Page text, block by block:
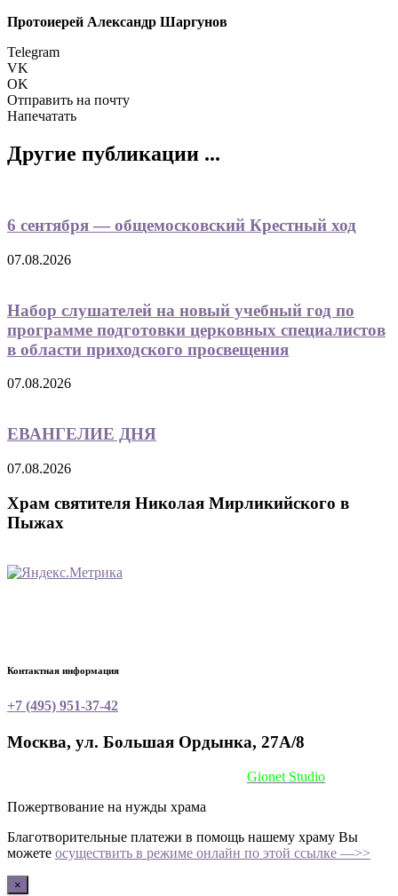
Протоиерей Александр Шаргунов
Telegram
VK
OK
Отправить на почту
Напечатать
Другие публикации ...
6 сентября — общемосковский Крестный ход
07.08.2026
Набор слушателей на новый учебный год по
программе подготовки церковных специалистов
в области приходского просвещения
07.08.2026
ЕВАНГЕЛИЕ ДНЯ
07.08.2026
Храм святителя Николая Мирликийского в
Пыжах
Контактная информация
+7 (495) 951-37-42
Москва, ул. Большая Ордынка, 27А/8
Gionet Studio
Пожертвование на нужды храма
Благотворительные платежи в помощь нашему храму Вы
можете осуществить в режиме онлайн по этой ссылке —>>
×